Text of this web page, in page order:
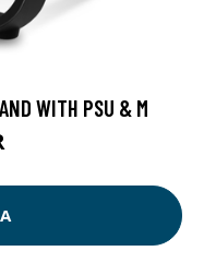
WITH PSU & M